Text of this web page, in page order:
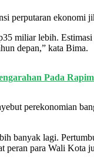
perputaran ekonomi
miliar lebih.
depan,” kata Bima.
Pada
perekonomian
banyak lagi.
peran para Wali Kota